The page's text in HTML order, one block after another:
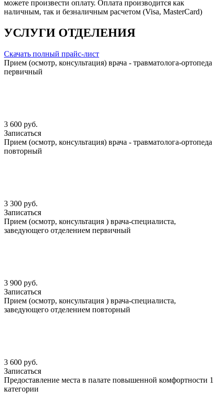
можете произвести оплату. Оплата производится как
наличным, так и безналичным расчетом (Visa, MasterCard)
УСЛУГИ ОТДЕЛЕНИЯ
Скачать полный прайс-лист
Прием (осмотр, консультация) врача - травматолога-ортопеда
первичный
3 600 руб.
Записаться
Прием (осмотр, консультация) врача - травматолога-ортопеда
повторный
3 300 руб.
Записаться
Прием (осмотр, консультация ) врача-специалиста,
заведующего отделением первичный
3 900 руб.
Записаться
Прием (осмотр, консультация ) врача-специалиста,
заведующего отделением повторный
3 600 руб.
Записаться
Предоставление места в палате повышенной комфортности 1
категории